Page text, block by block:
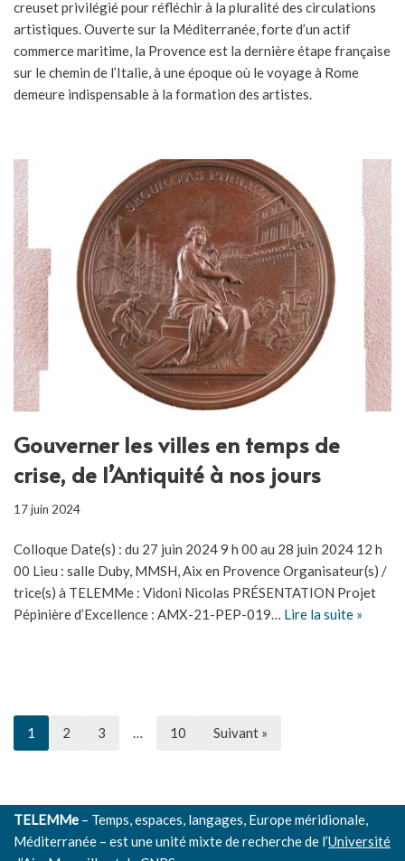
creuset privilégié pour réfléchir à la pluralité des circulations
artistiques. Ouverte sur la Méditerranée, forte d’un actif
commerce maritime, la Provence est la dernière étape française
sur le chemin de l’Italie, à une époque où le voyage à Rome
demeure indispensable à la formation des artistes.
Gouverner les villes en temps de
crise, de l’Antiquité à nos jours
17 juin 2024
Colloque Date(s) : du 27 juin 2024 9 h 00 au 28 juin 2024 12 h
00 Lieu : salle Duby, MMSH, Aix en Provence Organisateur(s) /
trice(s) à TELEMMe : Vidoni Nicolas PRÉSENTATION Projet
Pépinière d’Excellence : AMX-21-PEP-019… Lire la suite »
1 2 3 … 10 Suivant »
TELEMMe – Temps, espaces, langages, Europe méridionale,
Méditerranée – est une unité mixte de recherche de l’Université